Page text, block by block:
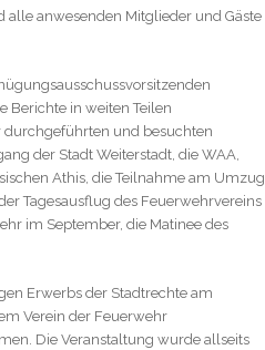
alle anwesenden Mitglieder und Gäste
Berichte in weiten Teilen
durchgeführten und besuchten
der Stadt Weiterstadt, die WAA,
Athis, die Teilnahme am Umzug
Tagesausflug des Feuerwehrvereins
im September, die Matinee des
Erwerbs der Stadtrechte am
Verein der Feuerwehr
Die Veranstaltung wurde allseits